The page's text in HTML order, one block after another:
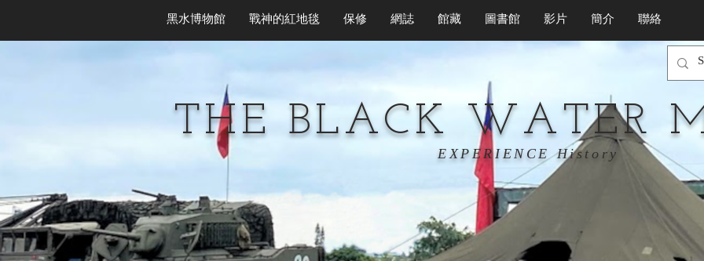
黑水博物館 戰神的紅地毯 保修 網誌 館藏 圖書館 影片 簡介 聯絡
THE BLACK WATER
EXPERIENCE History